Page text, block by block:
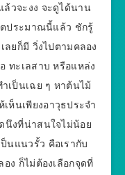
ล้วจะงง จะดูได้นาน
ตประมาณนี้แล้ว ชักรู้
ลยก็มี วิ่งไปตามคลอง
ทะเลสาบ หรือแหล่ง
เป็นเฉย ๆ หาต้นไม้
ห็นเพียงอาวุธประจำ
นึงที่น่าสนใจไม่น้อย
นแนวรั้ว คือเรากับ
ง ก็ไม่ต้องเลือกจุดที่